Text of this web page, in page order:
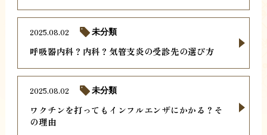
呼吸器内科？内科？気管支炎の受診先の選び方
2025.08.02 未分類
ワクチンを打ってもインフルエンザにかかる？そ
の理由
2025.08.02 未分類